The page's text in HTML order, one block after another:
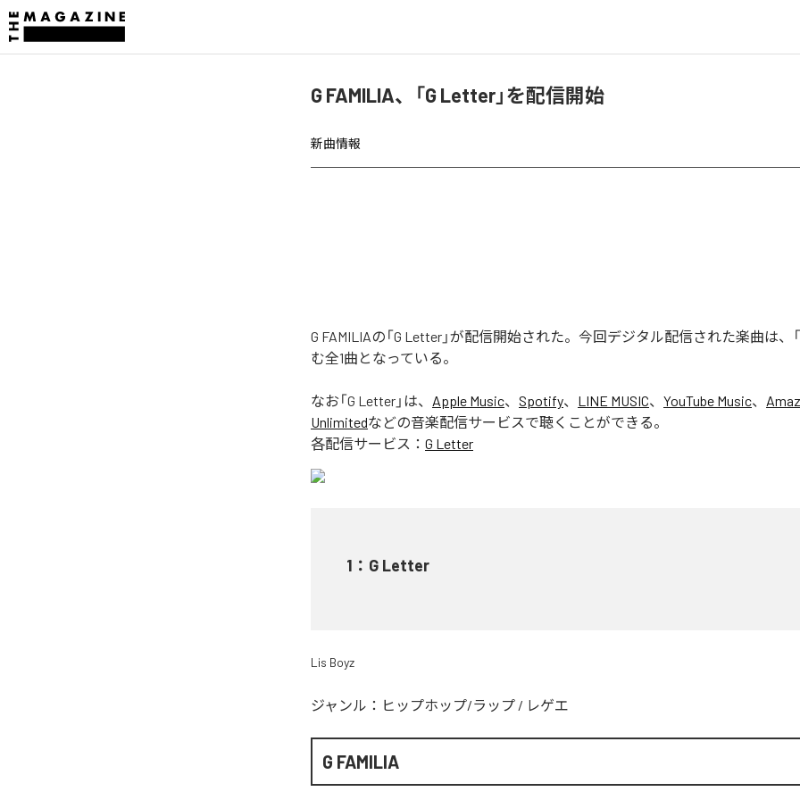
G FAMILIA、「G Letter」を配信開始
新曲情報
G FAMILIAの「G Letter」が配信開始された。今回デジタル配信された楽曲は、
む全1曲となっている。
なお「G Letter 」は、 Apple Music、 Spotify、 LINE MUSIC、 YouTube Music、
Unlimitedなどの音楽配信サービスで聴くことができる。
各配信サービス： G Letter
1 ： G Letter
Lis Boyz
ジャンル： ヒップホップ/ラップ / レゲエ
G FAMILIA